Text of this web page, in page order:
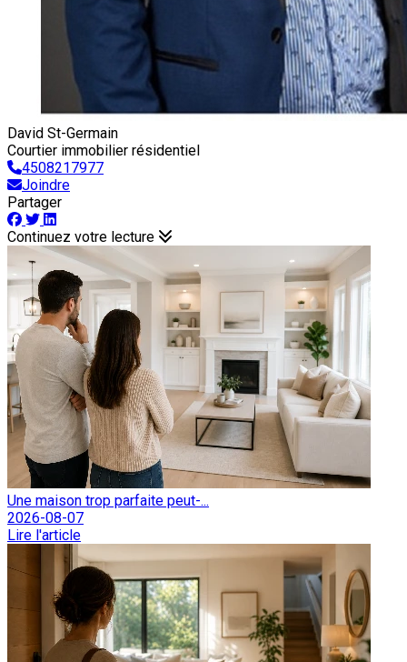
David St-Germain
Courtier immobilier résidentiel
4508217977
Joindre
Partager
Continuez votre lecture
Une maison trop parfaite peut-...
2026-08-07
Lire l'article